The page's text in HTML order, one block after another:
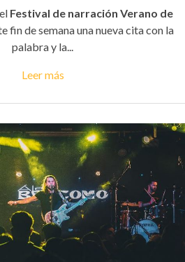
Festival de narración Verano de
fin de semana una nueva cita con la
palabra y la...
Leer más